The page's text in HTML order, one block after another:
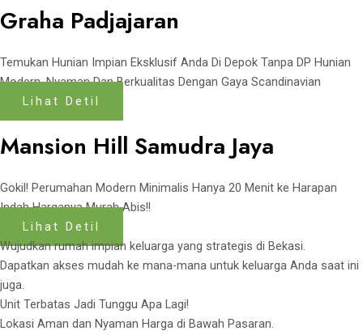
Graha Padjajaran
Temukan Hunian Impian Eksklusif Anda Di Depok Tanpa DP Hunian
Modern, Nyaman Dan Berkualitas Dengan Gaya Scandinavian
Lihat Detil
Mansion Hill Samudra Jaya
Gokil! Perumahan Modern Minimalis Hanya 20 Menit ke Harapan
Indah Harganya Murah Abis!!
Lihat Detil
Wujudkan rumah impian keluarga yang strategis di Bekasi.
Dapatkan akses mudah ke mana-mana untuk keluarga Anda saat ini
juga.
Unit Terbatas Jadi Tunggu Apa Lagi!
Lokasi Aman dan Nyaman Harga di Bawah Pasaran.